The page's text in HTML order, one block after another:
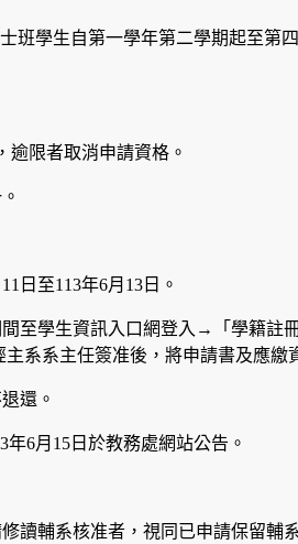
班學生自第一學年第二學期起至第
逾限者取消申請資格。
日至113年6月13日。
間至學生資訊入口網登入→「學籍
系系主任簽准後，將申請書及應繳
還。
年6月15日於教務處網站公告。
讀輔系核准者，視同已申請保留